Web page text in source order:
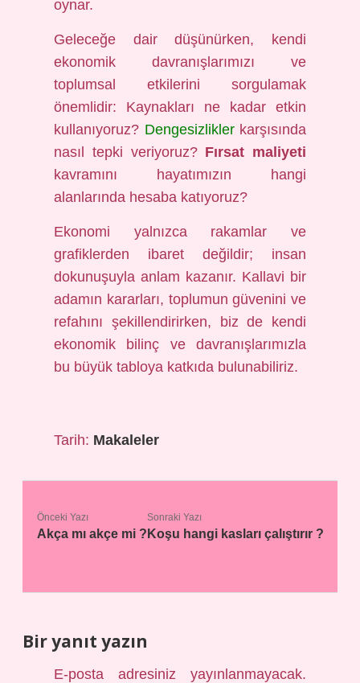
oynar.
Geleceğe dair düşünürken, kendi
ekonomik davranışlarımızı ve
toplumsal etkilerini sorgulamak
önemlidir: Kaynakları ne kadar etkin
kullanıyoruz? Dengesizliklerkarşısında
nasıl tepki veriyoruz? Fırsat maliyeti
kavramını hayatımızın hangi
alanlarında hesaba katıyoruz?
Ekonomi yalnızca rakamlar ve
grafiklerden ibaret değildir; insan
dokunuşuyla anlam kazanır. Kallavi bir
adamın kararları, toplumun güvenini ve
refahını şekillendirirken, biz de kendi
ekonomik bilinç ve davranışlarımızla
bu büyük tabloya katkıda bulunabiliriz.
Tarih: Makaleler
Önceki Yazı
Akça mı akçe mi ?
Sonraki Yazı
Koşu hangi kasları çalıştırır ?
Bir yanıt yazın
E-posta adresiniz yayınlanmayacak.